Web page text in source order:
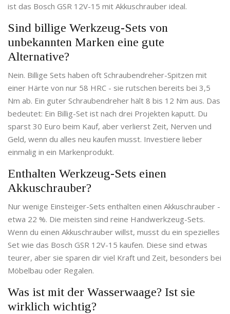
ist das Bosch GSR 12V-15 mit Akkuschrauber ideal.
Sind billige Werkzeug-Sets von
unbekannten Marken eine gute
Alternative?
Nein. Billige Sets haben oft Schraubendreher-Spitzen mit
einer Härte von nur 58 HRC - sie rutschen bereits bei 3,5
Nm ab. Ein guter Schraubendreher hält 8 bis 12 Nm aus. Das
bedeutet: Ein Billig-Set ist nach drei Projekten kaputt. Du
sparst 30 Euro beim Kauf, aber verlierst Zeit, Nerven und
Geld, wenn du alles neu kaufen musst. Investiere lieber
einmalig in ein Markenprodukt.
Enthalten Werkzeug-Sets einen
Akkuschrauber?
Nur wenige Einsteiger-Sets enthalten einen Akkuschrauber -
etwa 22 %. Die meisten sind reine Handwerkzeug-Sets.
Wenn du einen Akkuschrauber willst, musst du ein spezielles
Set wie das Bosch GSR 12V-15 kaufen. Diese sind etwas
teurer, aber sie sparen dir viel Kraft und Zeit, besonders bei
Möbelbau oder Regalen.
Was ist mit der Wasserwaage? Ist sie
wirklich wichtig?